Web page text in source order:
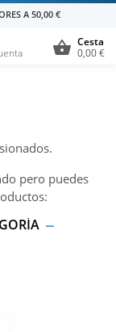
A 50,00 €
shopping_basket Cesta
0,00 €
pero puedes